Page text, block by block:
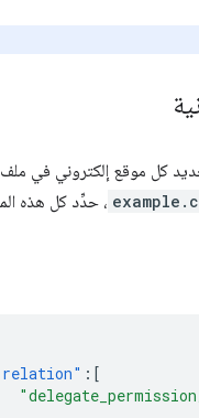
كل موقع إلكتروني في ملف
، حدِّد كل هذه
:[